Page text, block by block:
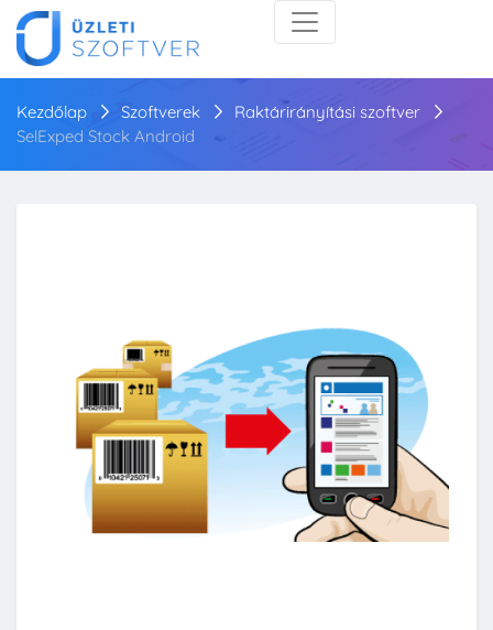
Kezdőlap Szoftverek
Raktárirányítási szoftver
SelExped Stock Android